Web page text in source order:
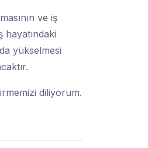
ve iş
hayatındaki
yükselmesi
diliyorum.